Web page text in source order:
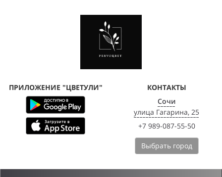
ПРИЛОЖЕНИЕ "ЦВЕТУЛИ"
КОНТАКТЫ
Сочи
улица Гагарина, 25
+7 989-087-55-50
Выбрать город